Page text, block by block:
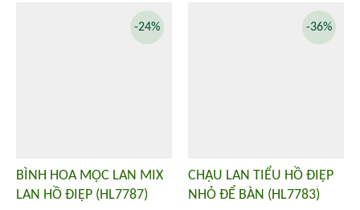
BÌNH HOA MỘC LAN MIX
LAN HỒ ĐIỆP (HL7787)
-24%
CHẬU LAN TIỂU HỒ ĐIỆP
NHỎ ĐỂ BÀN (HL7783)
-36%